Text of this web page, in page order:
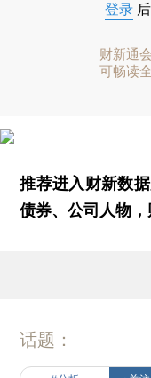
登录
财新通
可畅读
推荐进入财新数
债券、公司人物，
话题：